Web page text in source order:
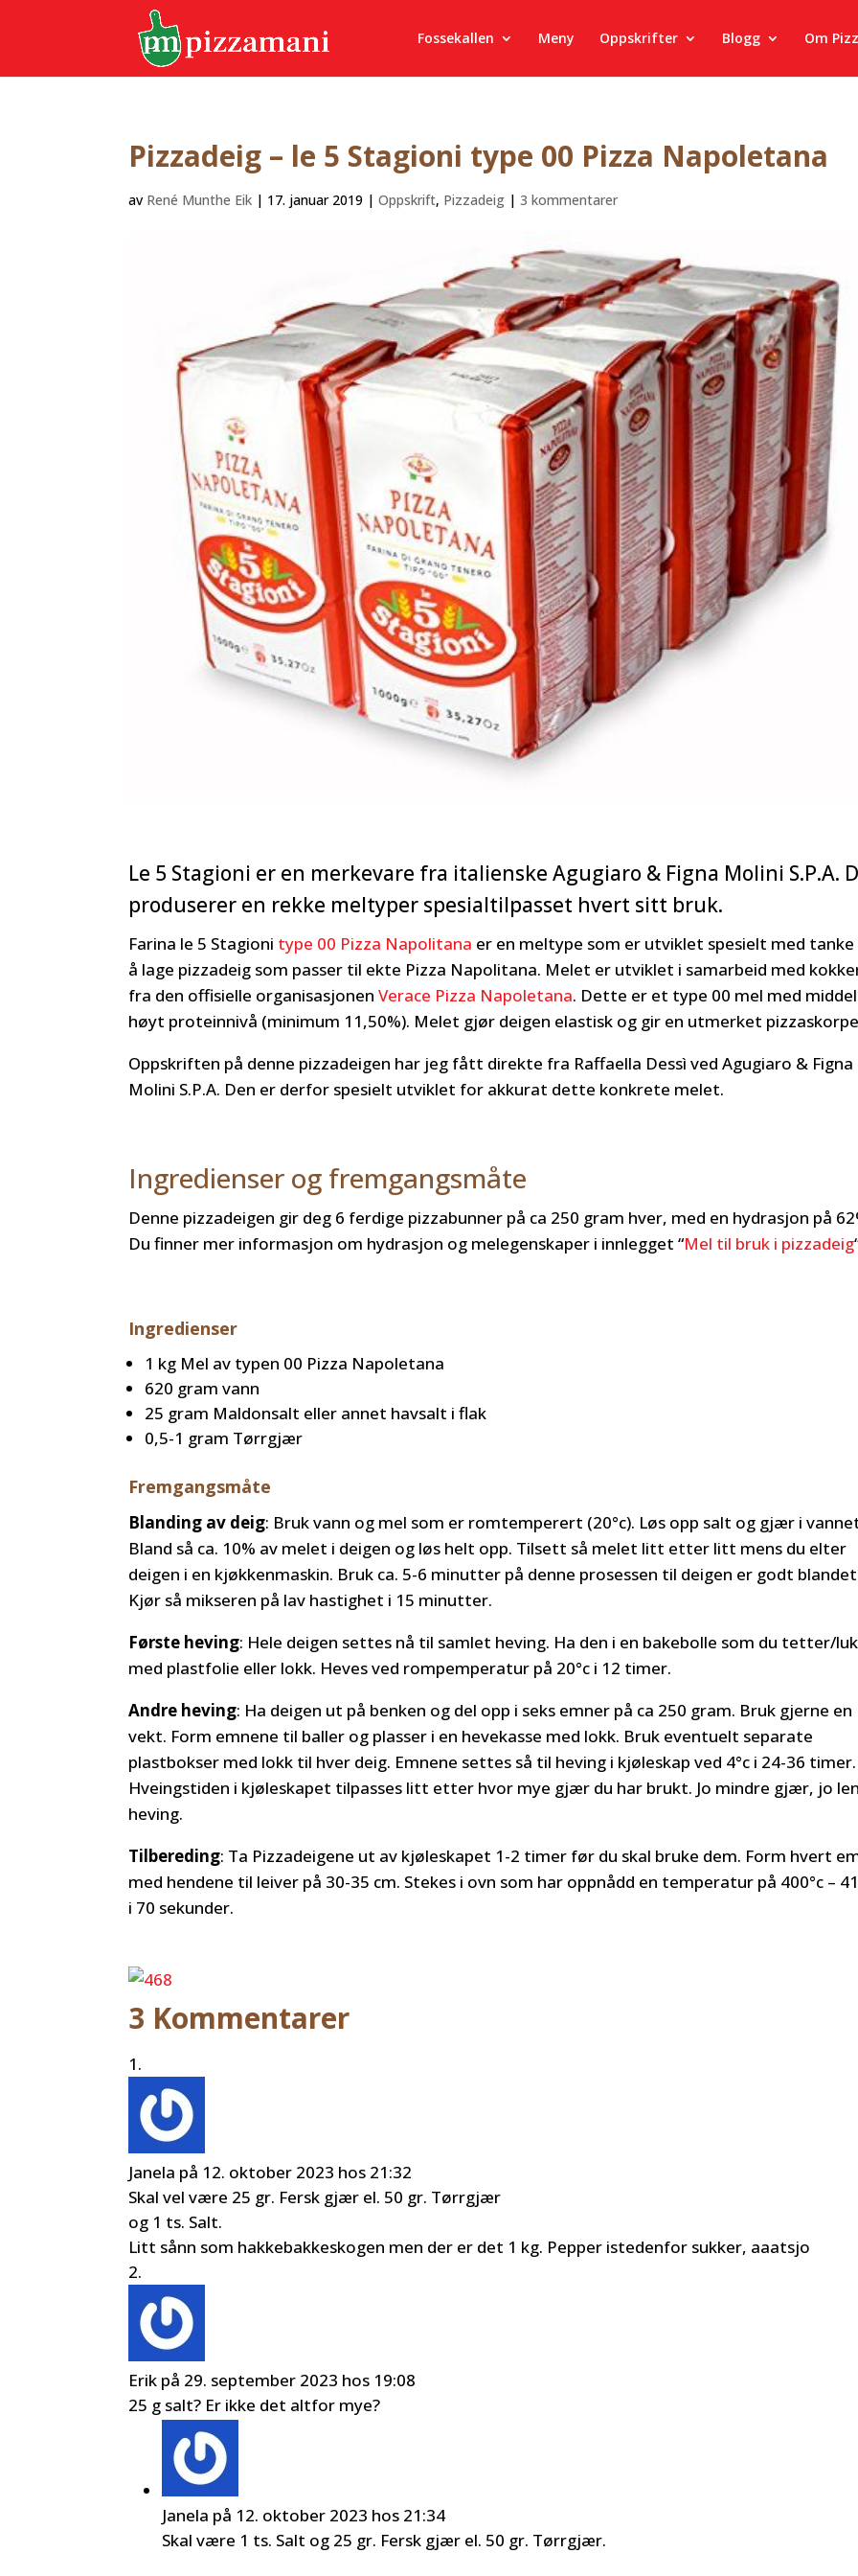
Fossekallen Meny Oppskrifter Blogg Om
Pizzadeig – le 5 Stagioni type 00 Pizza Napoletana
av René Munthe Eik | 17. januar 2019 |Oppskrift, Pizzadeig |3 kommentarer
Le 5 Stagioni er en merkevare fra italienske Agugiaro & Figna Molini S.P.A.
produserer en rekke meltyper spesialtilpasset hvert sitt bruk.
Farina le 5 Stagioni type 00 Pizza Napolitana er en meltype som er utviklet spesielt med tanke
å lage pizzadeig som passer til ekte Pizza Napolitana. Melet er utviklet i samarbeid med
fra den offisielle organisasjonenVerace Pizza Napoletana. Dette er et type 00 mel med
høyt proteinnivå (minimum 11,50%). Melet gjør deigen elastisk og gir en utmerket
Oppskriften på denne pizzadeigen har jeg fått direkte fra Raffaella Dessì ved Agugiaro & Figna
Molini S.P.A. Den er derfor spesielt utviklet for akkurat dette konkrete melet.
Ingredienser og fremgangsmåte
Denne pizzadeigen gir deg 6 ferdige pizzabunner på ca 250 gram hver, med en hydrasjon på
Du finner mer informasjon om hydrasjon og melegenskaper i innlegget “Mel til bruk i pizzadeig
Ingredienser
1 kg Mel av typen 00 Pizza Napoletana
620 gram vann
25 gram Maldonsalt eller annet havsalt i flak
0,5-1 gram Tørrgjær
Fremgangsmåte
Blanding av deig: Bruk vann og mel som er romtemperert (20°c). Løs opp salt og gjær i
Bland så ca. 10% av melet i deigen og løs helt opp. Tilsett så melet litt etter litt mens du elter
deigen i en kjøkkenmaskin. Bruk ca. 5-6 minutter på denne prosessen til deigen er godt
Kjør så mikseren på lav hastighet i 15 minutter.
Første heving: Hele deigen settes nå til samlet heving. Ha den i en bakebolle som du tetter/
med plastfolie eller lokk. Heves ved rompemperatur på 20°c i 12 timer.
Andre heving: Ha deigen ut på benken og del opp i seks emner på ca 250 gram. Bruk gjerne en
vekt. Form emnene til baller og plasser i en hevekasse med lokk. Bruk eventuelt separate
plastbokser med lokk til hver deig. Emnene settes så til heving i kjøleskap ved 4°c i 24-36 timer.
Hveingstiden i kjøleskapet tilpasses litt etter hvor mye gjær du har brukt. Jo mindre gjær, jo
heving.
Tilbereding: Ta Pizzadeigene ut av kjøleskapet 1-2 timer før du skal bruke dem. Form hvert
med hendene til leiver på 30-35 cm. Stekes i ovn som har oppnådd en temperatur på 400°c –
i 70 sekunder.
3 Kommentarer
Janela på 12. oktober 2023 hos 21:32
Skal vel være 25 gr. Fersk gjær el. 50 gr. Tørrgjær
og 1 ts. Salt.
Litt sånn som hakkebakkeskogen men der er det 1 kg. Pepper istedenfor sukker, aaatsjo
Erik på 29. september 2023 hos 19:08
25 g salt? Er ikke det altfor mye?
Janela på 12. oktober 2023 hos 21:34
Skal være 1 ts. Salt og 25 gr. Fersk gjær el. 50 gr. Tørrgjær.